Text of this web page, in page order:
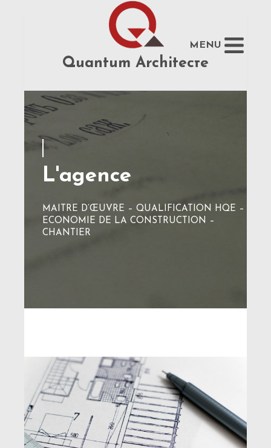
Quantum Architecte
L'agence
MAITRE D’ŒUVRE – QUALIFICATION HQE –
ECONOMIE DE LA CONSTRUCTION –
CHANTIER
MENU